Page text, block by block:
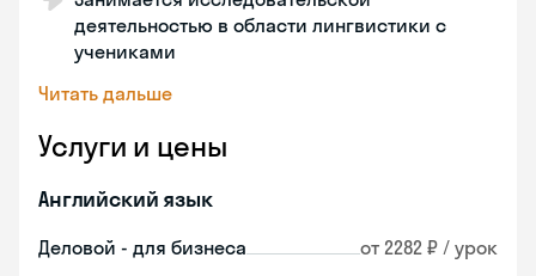
деятельностью в области лингвистики с
учениками
Читать дальше
Услуги и цены
Английский язык
Деловой - для бизнеса от 2282 ₽ / урок